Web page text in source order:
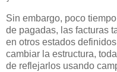
Sin embargo, poco
de pagadas, las facturas
en otros estados
cambiar la estructura,
de reflejarlos usando